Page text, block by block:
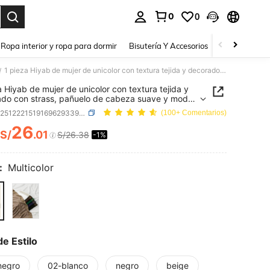
0 0
Ropa interior y ropa para dormir Bisutería Y Accesorios Zapatos
/ 1 pieza Hiyab de mujer de unicolor con textura tejida y decorado con strass, pañuelo de cabeza suave y modal, bufanda larga musulmana para uso diario y desplazamientos
Hiyab de mujer de unicolor con textura tejida y
con strass, pañuelo de cabeza suave y modal,
larga musulmana para uso diario y
SKU: sc251222151916962933977 (100+ Comentarios)
AND AVAILABILITY
S/26.01 S/26.38 -1%
Multicolor
Estilo
02-blanco negro beige